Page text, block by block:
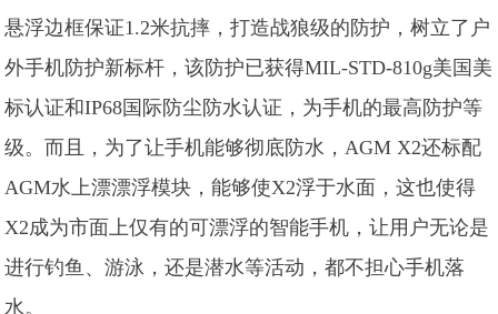
悬浮边框保证1.2米抗摔，打造战狼级的防护，树立了户
外手机防护新标杆，该防护已获得MIL-STD-810g美国美
标认证和IP68国际防尘防水认证，为手机的最高防护等
级。而且，为了让手机能够彻底防水，AGM X2还标配
AGM水上漂漂浮模块，能够使X2浮于水面，这也使得
X2成为市面上仅有的可漂浮的智能手机，让用户无论是
进行钓鱼、游泳，还是潜水等活动，都不担心手机落
水。